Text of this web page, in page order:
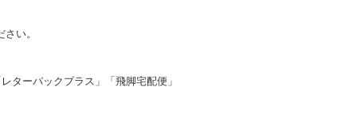
い。
ターパックプラス」「飛脚宅配便」